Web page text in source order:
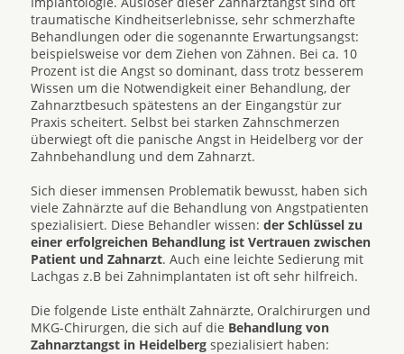
traumatische Kindheitserlebnisse, sehr schmerzhafte
Behandlungen oder die sogenannte Erwartungsangst:
beispielsweise vor dem Ziehen von Zähnen. Bei ca. 10
Prozent ist die Angst so dominant, dass trotz besserem
Wissen um die Notwendigkeit einer Behandlung, der
Zahnarztbesuch spätestens an der Eingangstür zur
Praxis scheitert. Selbst bei starken Zahnschmerzen
überwiegt oft die panische Angst in Heidelberg vor der
Zahnbehandlung und dem Zahnarzt.
Sich dieser immensen Problematik bewusst, haben sich
viele Zahnärzte auf die Behandlung von Angstpatienten
spezialisiert. Diese Behandler wissen: der Schlüssel zu
einer erfolgreichen Behandlung ist Vertrauen zwischen
Patient und Zahnarzt. Auch eine leichte Sedierung mit
Lachgas z.B bei Zahnimplantaten ist oft sehr hilfreich.
Die folgende Liste enthält Zahnärzte, Oralchirurgen und
MKG-Chirurgen, die sich auf die Behandlung von
Zahnarztangst in Heidelberg spezialisiert haben: